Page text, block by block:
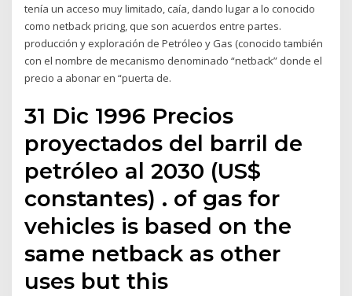
tenía un acceso muy limitado, caía, dando lugar a lo conocido
como netback pricing, que son acuerdos entre partes.
producción y exploración de Petróleo y Gas (conocido también
con el nombre de mecanismo denominado “netback” donde el
precio a abonar en “puerta de.
31 Dic 1996 Precios
proyectados del barril de
petróleo al 2030 (US$
constantes) . of gas for
vehicles is based on the
same netback as other
uses but this